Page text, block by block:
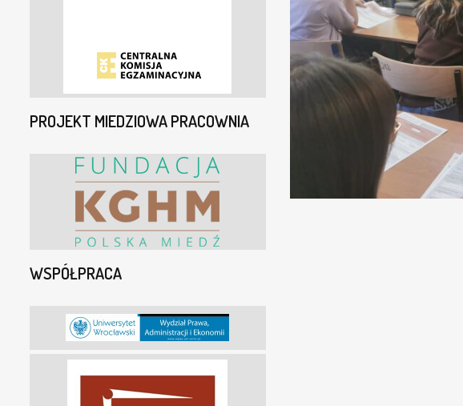
PROJEKT MIEDZIOWA PRACOWNIA
WSPÓŁPRACA